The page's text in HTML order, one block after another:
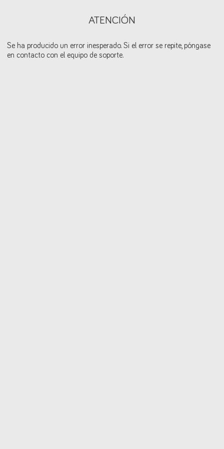
ATENCIÓN
Se ha producido un error inesperado. Si el error se repite, póngase
en contacto con el equipo de soporte.